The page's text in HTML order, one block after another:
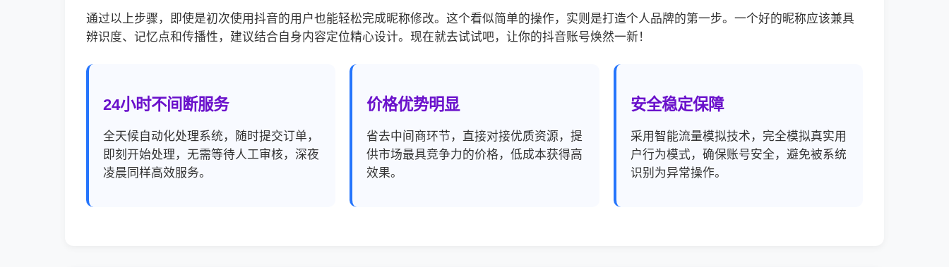
通过以上步骤，即使是初次使用抖音的用户也能轻松完成昵称修改。这个看似简单的操作，实则是打造个人品牌的第一步。一个好的昵称应该兼具
辨识度、记忆点和传播性，建议结合自身内容定位精心设计。现在就去试试吧，让你的抖音账号焕然一新！
24小时不间断服务
全天候自动化处理系统，随时提交订单，
即刻开始处理，无需等待人工审核，深夜
凌晨同样高效服务。
价格优势明显
省去中间商环节，直接对接优质资源，提
供市场最具竞争力的价格，低成本获得高
效果。
安全稳定保障
采用智能流量模拟技术，完全模拟真实用
户行为模式，确保账号安全，避免被系统
识别为异常操作。